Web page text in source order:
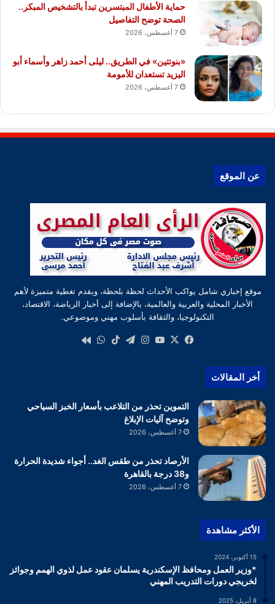
حماية الأطفال المبتسرين تبدأ بالتشخيص المبكر..
الصحة توضح التفاصيل
7 أغسطس، 2026
«بنوتتين» في الطريق.. ليلى أحمد زاهر وأسماء أبو
اليزيد تستعدان للأمومة
7 أغسطس، 2026
عن الموقع
موقع إخباري شامل يواكب الأحداث لحظة بلحظة، ويقدم تغطية متميزة لأهم
الأخبار المحلية والعربية والعالمية، بالإضافة إلى أخبار الرياضة، الاقتصاد،
التكنولوجيا، والثقافة بأسلوب مهني وموضوعي.
فيسبوك
‫X
‫YouTube
انستقرام
تيلقرام‫TikTokواتساب
أخر المقالات
التموين تحذر من التلاعب بأسعار الخبز السياحي
وتوضح آليات الإبلاغ
7 أغسطس، 2026
الأرصاد تحذر من طقس الغد.. أجواء شديدة الحرارة
و38 درجة بالقاهرة
7 أغسطس، 2026
الأكثر مشاهدة
15 أكتوبر، 2024
*وزير العمل ومحافظ الإسكندرية يسلمان عقود عمل لذوي الهمم وجوائز
لخريجي دورات التدريب المهني
8 أبريل، 2025